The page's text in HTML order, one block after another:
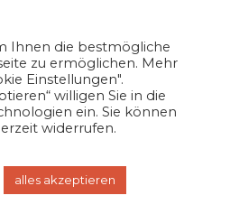
Krome Netzwerkeins
Ihnen die bestmögliche
zu ermöglichen. Mehr
Einstellungen".
willigen Sie in die
ein. Sie können
widerrufen.
alles akzeptieren